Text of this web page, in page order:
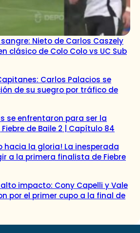
Nieto de Carlos Caszely
clásico de Colo Colo vs UC Sub
Carlos Palacios se
de su suegro por tráfico de
se enfrentaron para ser la
de Baile 2 | Capítulo 84
hacia la gloria! La inesperada
a la primera finalista de Fiebre
impacto: Cony Capelli y Vale
por el primer cupo a la final de